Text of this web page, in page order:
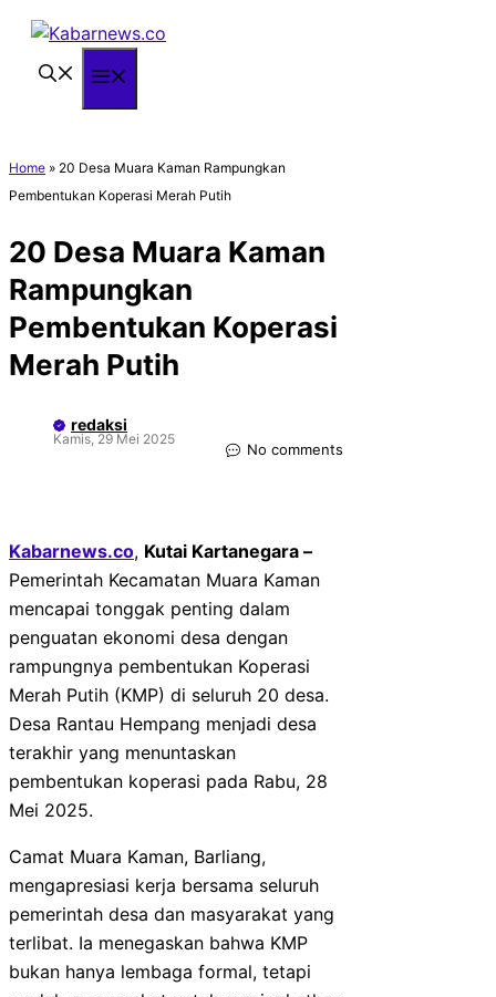
Langsung
Home » 20 Desa Muara Kaman Rampungkan
Pembentukan Koperasi Merah Putih
20 Desa Muara Kaman
Rampungkan
Pembentukan Koperasi
Merah Putih
redaksi
Kamis, 29 Mei 2025
No comments
Kabarnews.co, Kutai Kartanegara –
Pemerintah Kecamatan Muara Kaman
mencapai tonggak penting dalam
penguatan ekonomi desa dengan
rampungnya pembentukan Koperasi
Merah Putih (KMP) di seluruh 20 desa.
Desa Rantau Hempang menjadi desa
terakhir yang menuntaskan
pembentukan koperasi pada Rabu, 28
Mei 2025.
Camat Muara Kaman, Barliang,
mengapresiasi kerja bersama seluruh
pemerintah desa dan masyarakat yang
terlibat. Ia menegaskan bahwa KMP
bukan hanya lembaga formal, tetapi